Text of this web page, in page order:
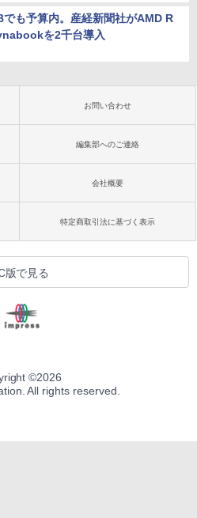
でも予算内。産経新聞社がAMD R
を2千台導入
お問い合わせ
編集部へのご連絡
会社概要
特定商取引法に基づく表示
版で見る
©2026
All rights reserved.